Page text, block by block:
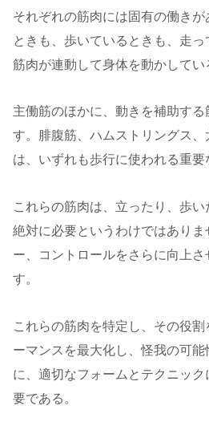
それぞれの筋肉には固有の働き
ときも、歩いているときも、走
筋肉が連動して身体を動かしてい
主働筋のほかに、動きを補助する
す。腓腹筋、ハムストリングス
は、いずれも歩行に使われる重要
これらの筋肉は、立ったり、歩
絶対に必要というわけではあり
ー、コントロールをさらに向上
す。
これらの筋肉を特定し、その役
ーマンスを最大化し、怪我の可
に、適切なフォームとテクニッ
要である。